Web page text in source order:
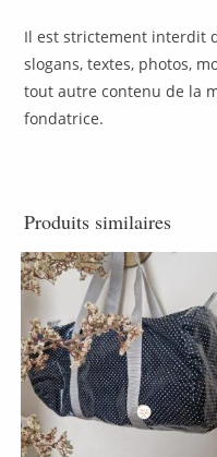
Il est strictement interdit
slogans, textes, photos,
tout autre contenu de la
fondatrice.
Produits similaires